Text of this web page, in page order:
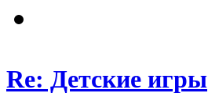
Re: Детские игры